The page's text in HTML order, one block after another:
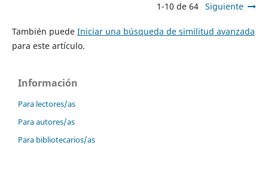
1-10 de 64 Siguiente
También puede Iniciar una búsqueda de similitud avanzada
para este artículo.
Información
Para lectores/as
Para autores/as
Para bibliotecarios/as